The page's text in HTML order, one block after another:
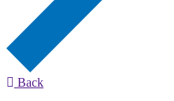
Back